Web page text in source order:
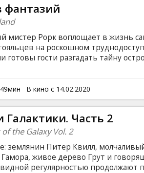
фантазий
мистер Рорк воплощает в жизнь
на роскошном
готовы гости разгадать тайну
на латышском и русском языках.
В кино с 14.02.2020
Галактики. Часть 2
the Galaxy Vol. 2
землянин Питер Квилл,
живое дерево Грут и
регулярностью